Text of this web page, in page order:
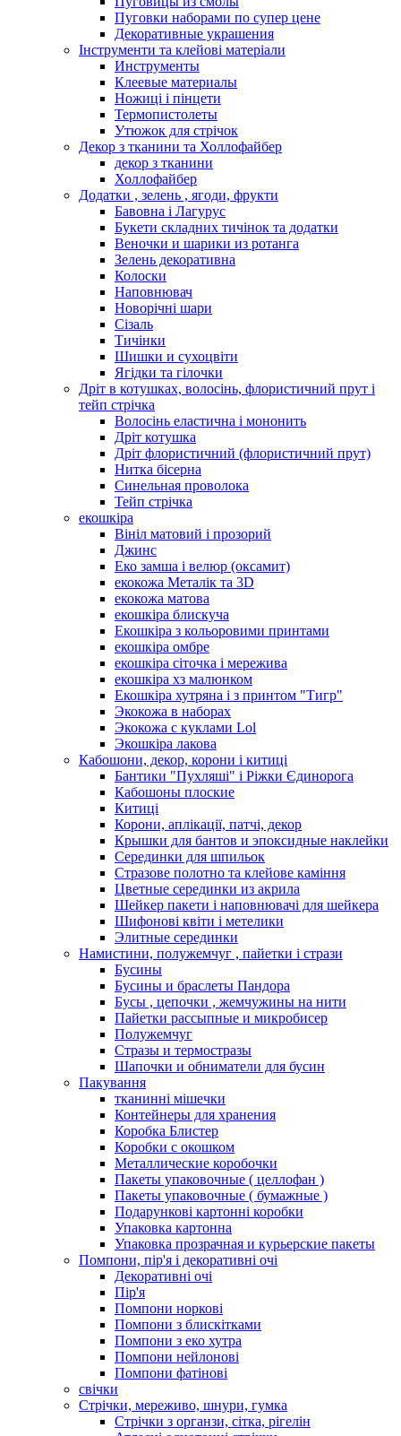
Пуговки наборами по супер цене
Декоративные украшения
Інструменти та клейові матеріали
Инструменты
Клеевые материалы
Ножиці і пінцети
Термопистолеты
Утюжок для стрічок
Декор з тканини та Холлофайбер
декор з тканини
Холлофайбер
Додатки , зелень , ягоди, фрукти
Бавовна і Лагурус
Букети складних тичінок та додатки
Веночки и шарики из ротанга
Зелень декоративна
Колоски
Наповнювач
Новорічні шари
Сізаль
Тичінки
Шишки и сухоцвіти
Ягідки та гілочки
Дріт в котушках, волосінь, флористичний прут і
тейп стрічка
Волосінь еластична і мононить
Дріт котушка
Дріт флористичний (флористичний прут)
Нитка бісерна
Синельная проволока
Тейп стрічка
екошкіра
Вініл матовий і прозорий
Джинс
Еко замша і велюр (оксамит)
екокожа Металік та 3D
екокожа матова
екошкіра блискуча
Екошкіра з кольоровими принтами
екошкіра омбре
екошкіра сіточка і мережива
екошкіра хз малюнком
Екошкіра хутряна і з принтом "Тигр"
Экокожа в наборах
Экокожа с куклами Lol
Экошкiра лакова
Кабошони, декор, корони і китиці
Бантики "Пухляші" і Ріжки Єдинорога
Кабошоны плоские
Китиці
Корони, аплікації, патчі, декор
Крышки для бантов и эпоксидные наклейки
Серединки для шпильок
Стразове полотно та клейове каміння
Цветные серединки из акрила
Шейкер пакети і наповнювачі для шейкера
Шифонові квіти і метелики
Элитные серединки
Намистини, полужемчуг , пайетки і стрази
Бусины
Бусины и браслеты Пандора
Бусы , цепочки , жемчужины на нити
Пайетки рассыпные и микробисер
Полужемчуг
Стразы и термостразы
Шапочки и обниматели для бусин
Пакування
тканинні мішечки
Контейнеры для хранения
Коробка Блистер
Коробки с окошком
Металлические коробочки
Пакеты упаковочные ( целлофан )
Пакеты упаковочные ( бумажные )
Подарункові картонні коробки
Упаковка картонна
Упаковка прозрачная и курьерские пакеты
Помпони, пір'я і декоративні очі
Декоративні очі
Пір'я
Помпони норкові
Помпони з блискітками
Помпони з еко хутра
Помпони нейлонові
Помпони фатінові
свічки
Стрічки, мереживо, шнури, гумка
Стрічки з органзи, сітка, рігелін